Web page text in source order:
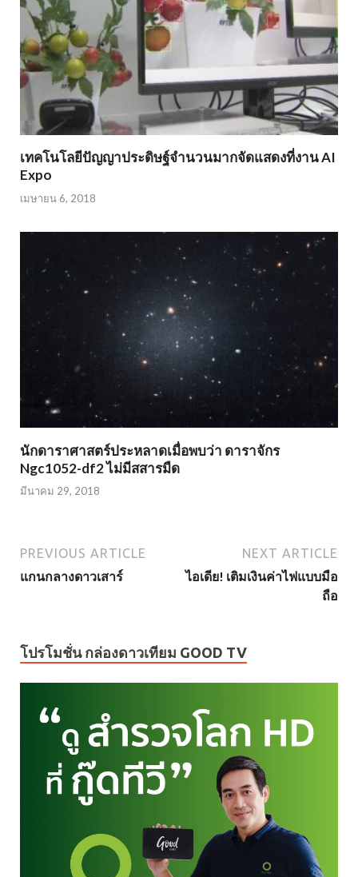
เทคโนโลยีปัญญาประดิษฐ์จำนวนมากจัดแสดงที่งาน AI
Expo
เมษายน 6, 2018
นักดาราศาสตร์ประหลาดเมื่อพบว่า ดาราจักร
Ngc1052-df2 ไม่มีสสารมืด
มีนาคม 29, 2018
PREVIOUS ARTICLE
แกนกลางดาวเสาร์
NEXT ARTICLE
ไอเดีย! เติมเงินค่าไฟแบบมือ
ถือ
โปรโมชั่น กล่องดาวเทียม GOOD TV